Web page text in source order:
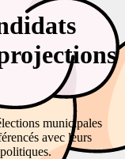
municipales
avec leurs